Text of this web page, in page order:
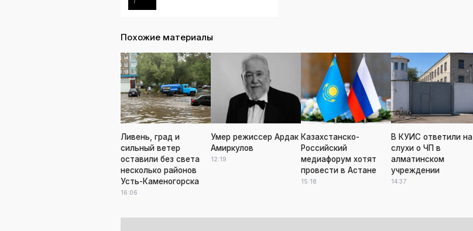
Похожие материалы
Ливень, град и
сильный ветер
оставили без света
несколько районов
Усть-Каменогорска
16:06
Умер режиссер Ардак
Амиркулов
12:19
Казахстанско-
Российский
медиафорум хотят
провести в Астане
15:18
В КУИС ответили на
слухи о ЧП в
алматинском
учреждении
14:37